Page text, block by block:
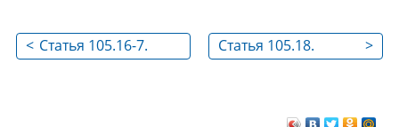
< Статья 105.16-7.
>
Статья 105.18.